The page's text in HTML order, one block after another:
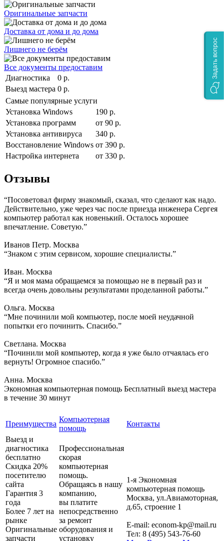
Оригинальные запчасти
Доставка от дома и до дома
Лишнего не берём
Все документы предоставим
Диагностика
0 р.
Выезд мастера 0 р.
Самые популярные услуги
Установка Windows
190 р.
Установка программ
от 90 р.
Установка антивируса
340 р.
Восстановление Windows от 390 р.
Настройка интернета
от 330 р.
Отзывы
“Посоветовал фирму знакомый, сказал, что сделают как надо.
Действительно, уже через час после приезда инженера Сергея
компьютер работал как новенький. Осталось хорошее
впечатление. Советую.”
Иванов Петр. Москва
“Знаком с этим сервисом, хорошие специалисты.”
Иван. Москва
“Я и моя мама обращаемся за помощью не в первый раз и
всегда очень довольны результатами проделанной работы.”
Ольга. Москва
“Мне починили мой компьютер, после моей неудачной
попытки его починить. Спасибо.”
Светлана. Москва
“Починили мой компьютер, когда я уже было отчаялась его
вернуть! Огромное спасибо.”
Анна. Москва
Экономная компьютерная помощь Бесплатный выезд мастера
в течение 30 минут
Преимущества
Компьютерная
помощь
Контакты
Выезд и
диагностика
бесплатно
Скидка 20%
посетителю
сайта
Гарантия 3
года
Более 7 лет на
рынке
Оригинальные
запчасти
Профессиональная
скорая
компьютерная
помощь.
Обращаясь в нашу
компанию,
вы платите
непосредственно
за ремонт
оборудования и
установку
1-я Экономная
компьютерная помощь
Москва, ул.Авиамоторная,
д.65, строение 1
E-mail: econom-kp@mail.ru
Тел: 8 (495) 543-76-60
Задать вопрос